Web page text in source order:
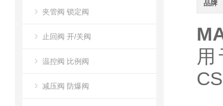
夹管阀 锁定阀
止回阀 开/关阀
温控阀 比例阀
减压阀 防爆阀
品牌